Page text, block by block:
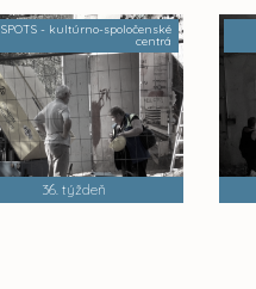
SPOTS - kultúrno-spoločenské
centrá
36. týždeň